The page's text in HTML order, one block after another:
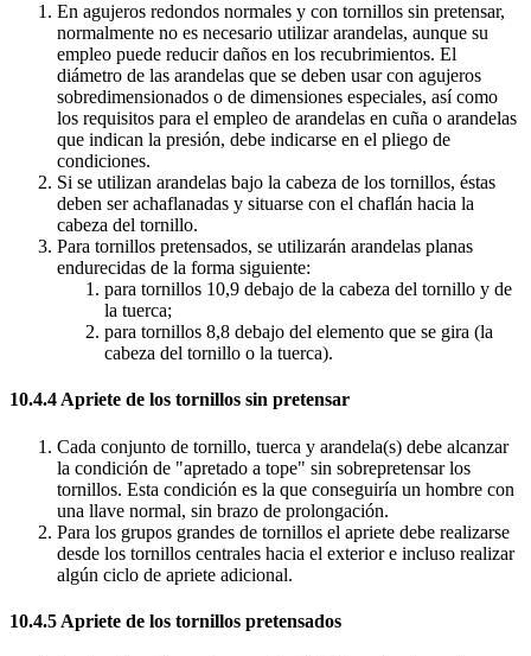
En agujeros redondos normales y con tornillos sin pretensar,
normalmente no es necesario utilizar arandelas, aunque su
empleo puede reducir daños en los recubrimientos. El
diámetro de las arandelas que se deben usar con agujeros
sobredimensionados o de dimensiones especiales, así como
los requisitos para el empleo de arandelas en cuña o arandelas
que indican la presión, debe indicarse en el pliego de
condiciones.
Si se utilizan arandelas bajo la cabeza de los tornillos, éstas
deben ser achaflanadas y situarse con el chaflán hacia la
cabeza del tornillo.
Para tornillos pretensados, se utilizarán arandelas planas
endurecidas de la forma siguiente:
para tornillos 10,9 debajo de la cabeza del tornillo y de
la tuerca;
para tornillos 8,8 debajo del elemento que se gira (la
cabeza del tornillo o la tuerca).
10.4.4 Apriete de los tornillos sin pretensar
Cada conjunto de tornillo, tuerca y arandela(s) debe alcanzar
la condición de "apretado a tope" sin sobrepretensar los
tornillos. Esta condición es la que conseguiría un hombre con
una llave normal, sin brazo de prolongación.
Para los grupos grandes de tornillos el apriete debe realizarse
desde los tornillos centrales hacia el exterior e incluso realizar
algún ciclo de apriete adicional.
10.4.5 Apriete de los tornillos pretensados